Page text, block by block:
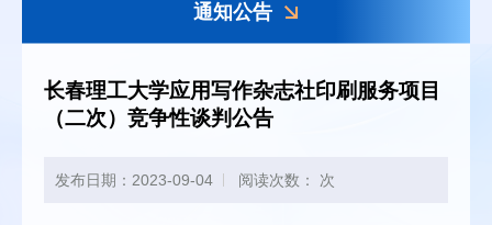
通知公告
长春理工大学应用写作杂志社印刷服务项目
（二次）竞争性谈判公告
发布日期：2023-09-04 阅读次数： 次